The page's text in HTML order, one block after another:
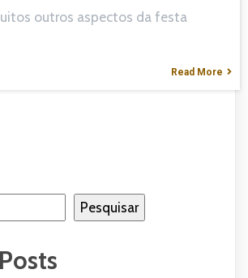
outros aspectos da festa
Read More
Pesquisar